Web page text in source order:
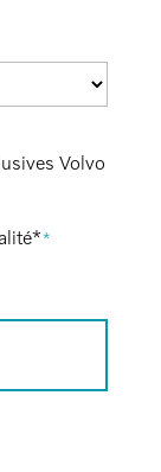
Volvo
*